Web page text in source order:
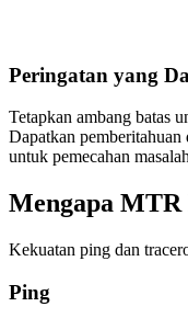
Peringatan yang
Tetapkan ambang batas
Dapatkan
untuk pemecahan
Mengapa
Kekuatan ping dan
Ping